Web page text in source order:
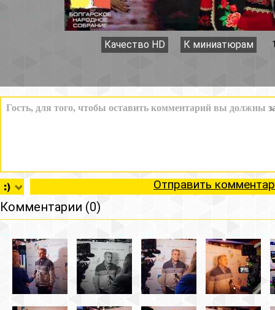
Качество HD К миниатюрам
Отправить
Комментарии (0)